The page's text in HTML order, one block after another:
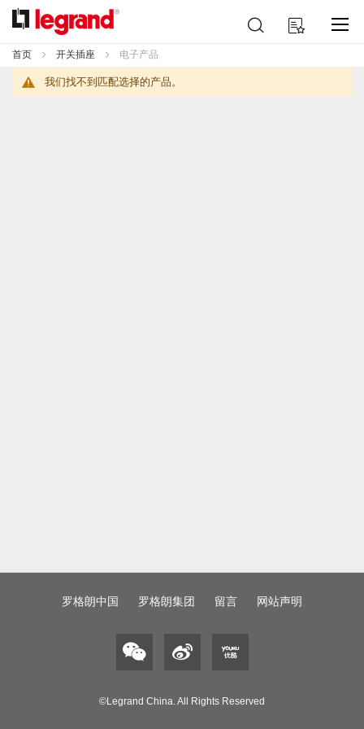
跳
到
容
我的购物车
索
首页 开关插座 电子产品
我们找不到匹配选择的产品。
罗格朗中国 罗格朗集团 留言 网站声明
©Legrand China. All Rights Reserved